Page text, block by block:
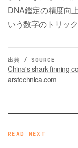
DNA鑑定の精度向
いう数字のトリッ
出典 / SOURCE
China's shark finning
arstechnica.com
READ NEXT